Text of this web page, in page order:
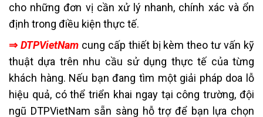
cho những đơn vị cần xử lý nhanh, chính xác và ổn
định trong điều kiện thực tế.
⇒ DTPVietNamcung cấp thiết bị kèm theo tư vấn kỹ
thuật dựa trên nhu cầu sử dụng thực tế của từng
khách hàng. Nếu bạn đang tìm một giải pháp doa lỗ
hiệu quả, có thể triển khai ngay tại công trường, đội
ngũ DTPVietNam sẵn sàng hỗ trợ để bạn lựa chọn